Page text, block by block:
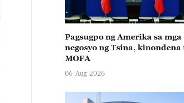
Pagsugpo ng Amerika sa mga
negosyo ng Tsina, kinondena
MOFA
06-Aug-2026